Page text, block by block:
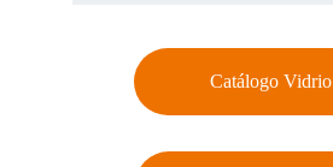
Catálogo Vidrio